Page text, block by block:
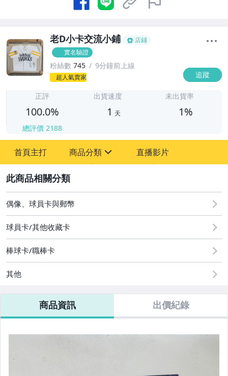
老D小卡交流小鋪
店鋪
實名驗證
粉絲數 745 9分鐘前上線
超人氣賣家 追蹤
正評
100.0%
總評價 2188
出貨速度
1 天
未出貨率
1%
首頁主打 商品分類
其它
直播影片
偶像、球員卡與郵幣
球員卡/其他收藏卡
棒球卡/職棒卡
其他
商品資訊 出價紀錄